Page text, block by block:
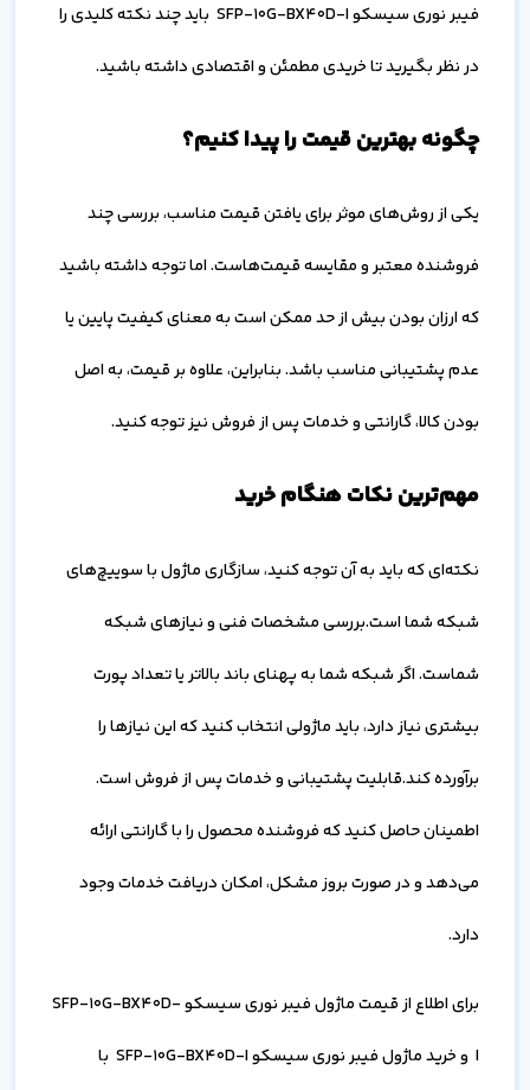
فیبر نوری سیسکو SFP-10G-BX40D-I باید چند نکته کلیدی را
در نظر بگیرید تا خریدی مطمئن و اقتصادی داشته باشید.
چگونه بهترین قیمت را پیدا کنیم؟
یکی از روش‌های موثر برای یافتن قیمت مناسب، بررسی چند
فروشنده معتبر و مقایسه قیمت‌هاست. اما توجه داشته باشید
که ارزان بودن بیش از حد ممکن است به معنای کیفیت پایین یا
عدم پشتیبانی مناسب باشد. بنابراین، علاوه بر قیمت، به اصل
بودن کالا، گارانتی و خدمات پس از فروش نیز توجه کنید.
مهم‌ترین نکات هنگام خرید
نکته‌ای که باید به آن توجه کنید، سازگاری ماژول با سوییچ‌های
شبکه شما است.بررسی مشخصات فنی و نیازهای شبکه
شماست. اگر شبکه شما به پهنای باند بالاتر یا تعداد پورت
بیشتری نیاز دارد، باید ماژولی انتخاب کنید که این نیازها را
برآورده کند.قابلیت پشتیبانی و خدمات پس از فروش است.
اطمینان حاصل کنید که فروشنده محصول را با گارانتی ارائه
می‌دهد و در صورت بروز مشکل، امکان دریافت خدمات وجود
دارد.
برای اطلاع از قیمت ماژول فیبر نوری سیسکو SFP-10G-BX40D-
I و خرید ماژول فیبر نوری سیسکو SFP-10G-BX40D-I با